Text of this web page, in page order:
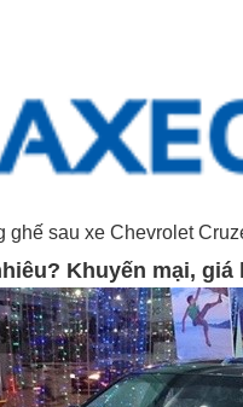
ghế sau xe Chevrolet
Khuyến mại,